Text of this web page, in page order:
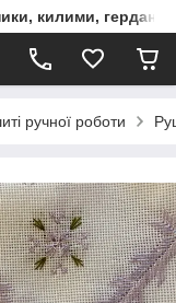
килими, гердани,
ручної роботи